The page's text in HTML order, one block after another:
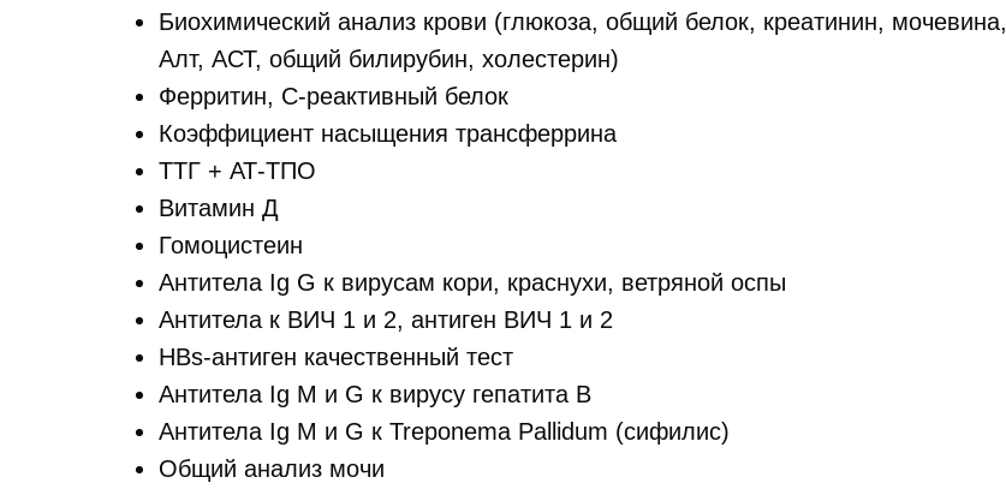
Биохимический анализ крови (глюкоза, общий белок, креатинин, мочевина,
Алт, АСТ, общий билирубин, холестерин)
Ферритин, С-реактивный белок
Коэффициент насыщения трансферрина
ТТГ + АТ-ТПО
Витамин Д
Гомоцистеин
Антитела Ig G к вирусам кори, краснухи, ветряной оспы
Антитела к ВИЧ 1 и 2, антиген ВИЧ 1 и 2
HBs-антиген качественный тест
Антитела Ig M и G к вирусу гепатита В
Антитела Ig M и G к Treponema Pallidum (сифилис)
Общий анализ мочи